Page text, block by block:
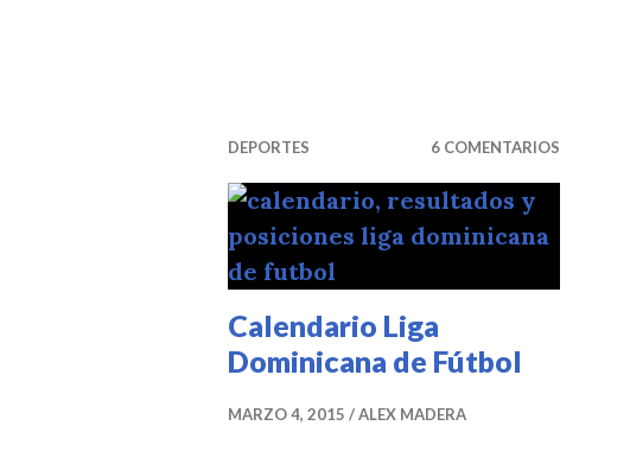
DEPORTES 6 COMENTARIOS
Calendario Liga
Dominicana de Fútbol
MARZO 4, 2015 ALEX MADERA